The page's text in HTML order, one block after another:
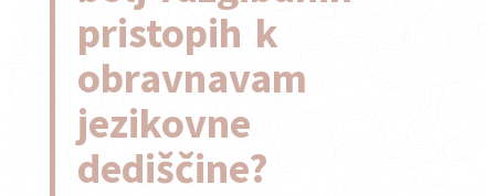
pristopih k
obravnavam
jezikovne
dediščine?